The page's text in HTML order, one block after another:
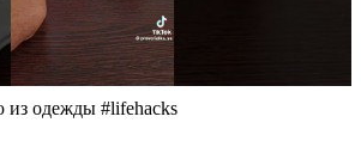
из одежды #lifehacks